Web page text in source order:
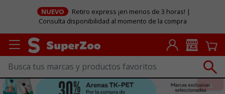
NUEVO
Retiro express ¡en menos de 3 horas! |
Consulta disponibilidad al momento de la compra